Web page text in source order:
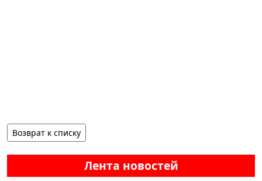
Лента новостей
Возврат к списку